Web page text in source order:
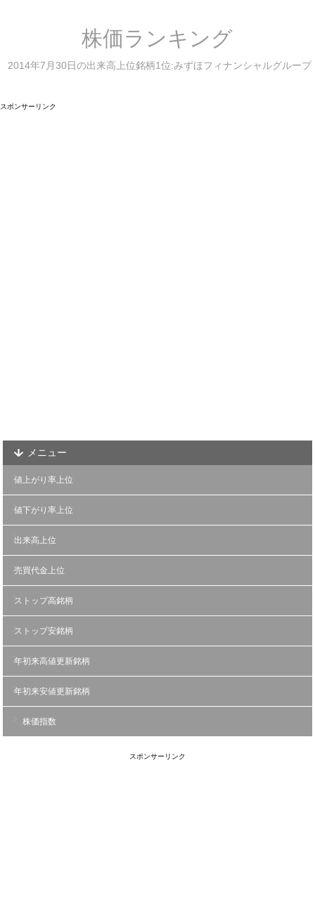
株価ランキング
2014年7月30日の出来高上位銘柄1位:みずほフィナンシャルグループ
スポンサーリンク
メニュー
値上がり率上位
値下がり率上位
出来高上位
売買代金上位
ストップ高銘柄
ストップ安銘柄
年初来高値更新銘柄
年初来安値更新銘柄
株価指数
スポンサーリンク